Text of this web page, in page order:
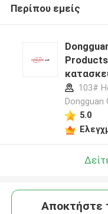
Περίπου εμείς
103#
Dongguan
5.0
Αποκτήστε